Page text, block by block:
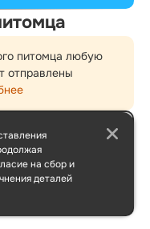
питомца любую
отправлены
1500 ₽
на сбор и
деталей